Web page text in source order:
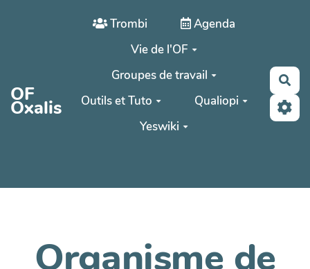
Aller au contenu principal
OF
Oxalis
Trombi
Agenda
Vie de l'OF
Groupes de travail
Outils et Tuto
Qualiopi
Yeswiki
Organisme de